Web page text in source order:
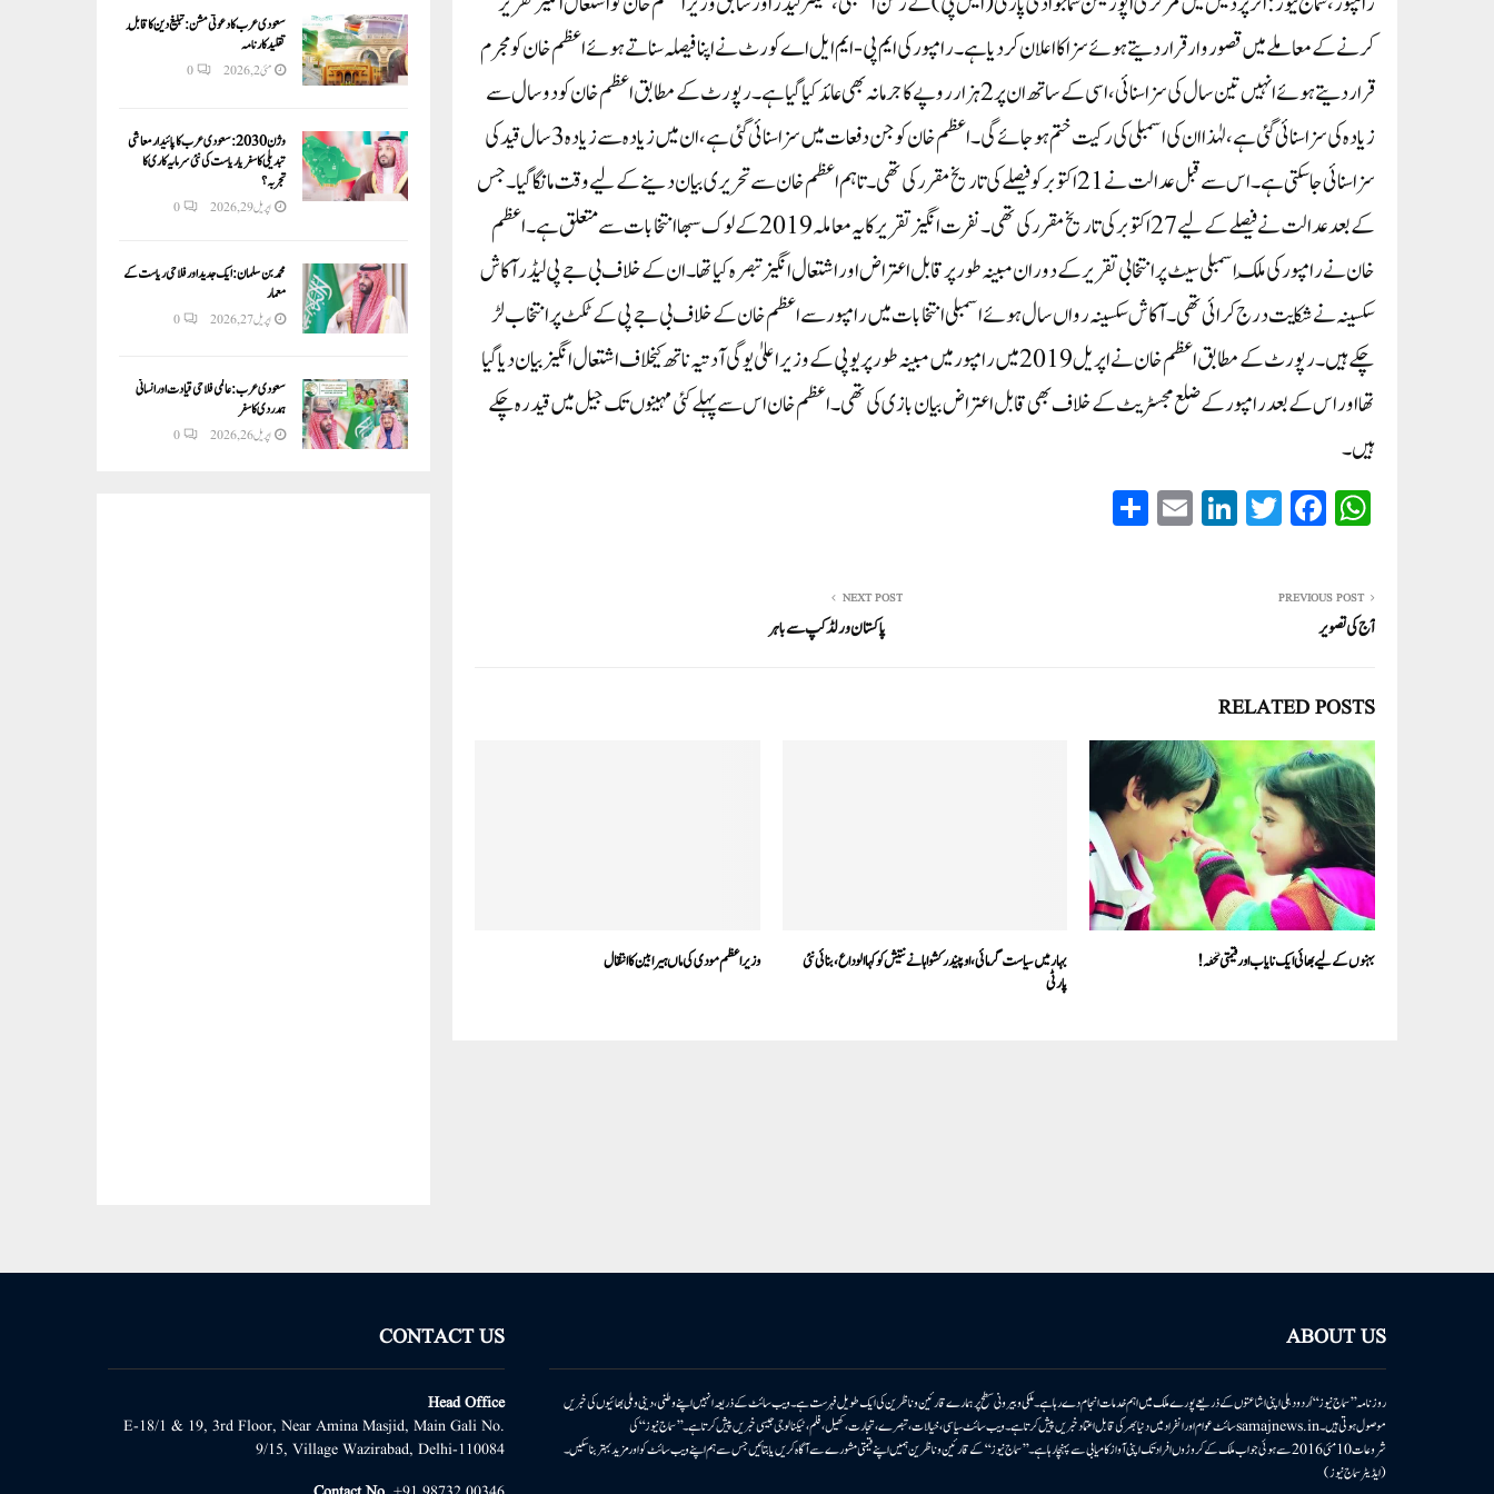
کرنے کے معاملے میں قصوروار قرار دیتے ہوئے سزا کا اعلان کر دیا ہے۔ رامپور کی ایم پی-ایم ایل اے کورٹ نے اپنا فیصلہ سناتے ہوئے اعظم خان کو مجرم
قرار دیتے ہوئے انہیں تین سال کی سزا سنائی، اسی کے ساتھ ان پر 2 ہزار روپے کا جرمانہ بھی عائد کیا گیا ہے۔ رپورٹ کے مطابق اعظم خان کو دو سال سے
زیادہ کی سزا سنائی گئی ہے، لہٰذا ان کی اسمبلی کی رکیت ختم ہو جائے گی۔ اعظم خان کو جن دفعات میں سزا سنائی گئی ہے، ان میں زیادہ سے زیادہ 3 سال قید کی
سزا سنائی جا سکتی ہے۔ اس سے قبل عدالت نے 21 اکتوبر کو فیصلے کی تاریخ مقرر کی تھی۔ تاہم اعظم خان سے تحریری بیان دینے کے لیے وقت مانگا گیا۔ جس
کے بعد عدالت نے فیصلے کے لیے 27 اکتوبر کی تاریخ مقرر کی تھی۔نفرت انگیز تقریر کا یہ معاملہ 2019 کے لوک سبھا انتخابات سے متعلق ہے۔ اعظم
خان نے رامپور کی مِلک اسمبلی سیٹ پر انتخابی تقریر کے دوران مبینہ طور پر قابل اعتراض اور اشتعال انگیز تبصرہ کیا تھا۔ ان کے خلاف بی جے پی لیڈر آکاش
سکسینہ نے شکایت درج کرائی تھی۔ آکاش سکسینہ رواں سال ہوئے اسمبلی انتخابات میں رامپور سے اعظم خان کے خلاف بی جے پی کے ٹکٹ پر انتخاب لڑ
چکے ہیں۔ رپورٹ کے مطابق اعظم خان نے اپریل 2019 میں رامپور میں مبینہ طور پر یوپی کے وزیر اعلیٰ یوگی آدتیہ ناتھ کیخلاف اشتعال انگیز بیان دیا گیا
تھا اور اس کے بعد رامپور کے ضلع مجسٹریٹ کے خلاف بھی قابل اعتراض بیان بازی کی تھی۔ اعظم خان اس سے پہلے کئی مہینوں تک جیل میں قید رہ چکے
ہیں۔
W
ha
A
pp
Fa
ce
ok
T
wi
Li
nk
E
m
PREVIOUS POST
آج کی تصویر
NEXT POST
پاکستان ورلڈ کپ سے باہر
RELATED POSTS
بہنوں کے لیے بھائی ایک نایاب اور قیمتی تحفہ!
بہار میں سیاست گرمائی، اوپیندر کشواہا نے نتیش کو کہاالوداع،بنائی نئی
پارٹی
وزیر اعظم مودی کی ماں ہیرا بین کا انتقال
سعودی عرب کا دعوتی مشن: تبلیغ دین کا قابلِ
تقلید کارنامہ
مئی 2, 2026 0
وژن 2030:سعودی عرب کا پائیدار معاشی
تبدیلی کا سفر یا ریاست کی نئی سرمایہ کاری کا
تجربہ؟
اپریل 29, 2026 0
محمد بن سلمان: ایک جدید اور فلاحی ریاست کے
معمار
اپریل 27, 2026 0
سعودی عرب: عالمی فلاحی قیادت اور انسانی
ہمدردی کا سفر
اپریل 26, 2026 0
ABOUT US
روزنامہ ’’سماج نیوز‘‘ اُردو دہلی اپنی اشاعتوں کے ذریعے پورے ملک میں اہم خدمات انجام دے رہا ہے۔ ملکی وبیرونی سطح پر ہمارے قارئین وناظرین کی ایک طویل فہرست ہے۔ ویب سائٹ کے ذریعہ انہیں اپنے وطنی، دینی وملی بھائیوں کی خبریں
موصول ہوتی ہیں۔samajnews.inسائٹ عوام اور انفراد میں دنیا بھر کی قابل اعتماد خبریں پیش کرتا ہے۔ ویب سائٹ سیاسی، خیالات، تبصرے، تجارت، کھیل، فلم، ٹیکنالوجی جیسی خبریں پیش کرتا ہے۔ ’’سماج نیوز‘‘ کی
شروعات 10مئی 2016 سے ہوئی جو اب ملک کے کروڑوں افراد تک اپنی آواز کامیابی سے پہنچا رہا ہے۔ ’’سماج نیوز‘‘ کے قارئین وناظرین ہمیں اپنے قیمتی مشورے سے آگاہ کریں یا بتائیں جس سے ہم اپنے ویب سائٹ کو اور مزید بہتر بناسکیں۔
(ایڈیٹر سماج نیوز)
CONTACT US
Head Office
E-18/1 & 19, 3rd Floor, Near Amina Masjid, Main Gali No.
9/15, Village Wazirabad, Delhi-110084